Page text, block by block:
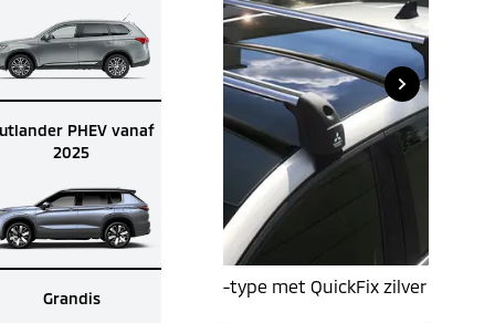
Dakdragerset Aero-type met QuickFix zilver
PHEV vanaf
2025
Grandis